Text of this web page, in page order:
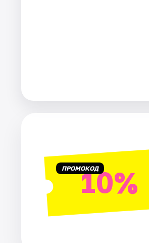
Города
Рейтинги ПРОМОКОД10%